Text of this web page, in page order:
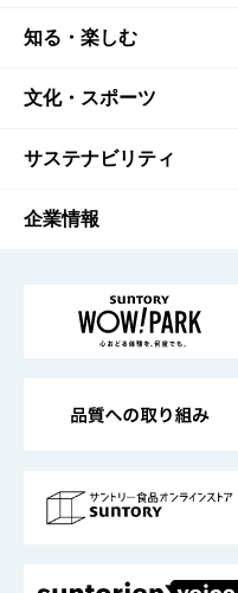
商品TOP
商品一覧
商品発売情報
栄養成分一覧
知る・楽しむ
知る・楽しむTOP
キャンペーン
工場見学
地域情報
文化・スポーツ
文化・スポーツTOP
サントリーホール
サントリーサンバーズ
サステナビリティ
サステナビリティTOP
サントリーが考える
企業情報
企業概要
採用情報